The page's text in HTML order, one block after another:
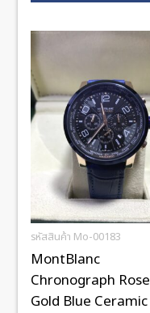
รหัสสินค้า Mo-00183
MontBlanc
Chronograph Rose
Gold Blue Ceramic